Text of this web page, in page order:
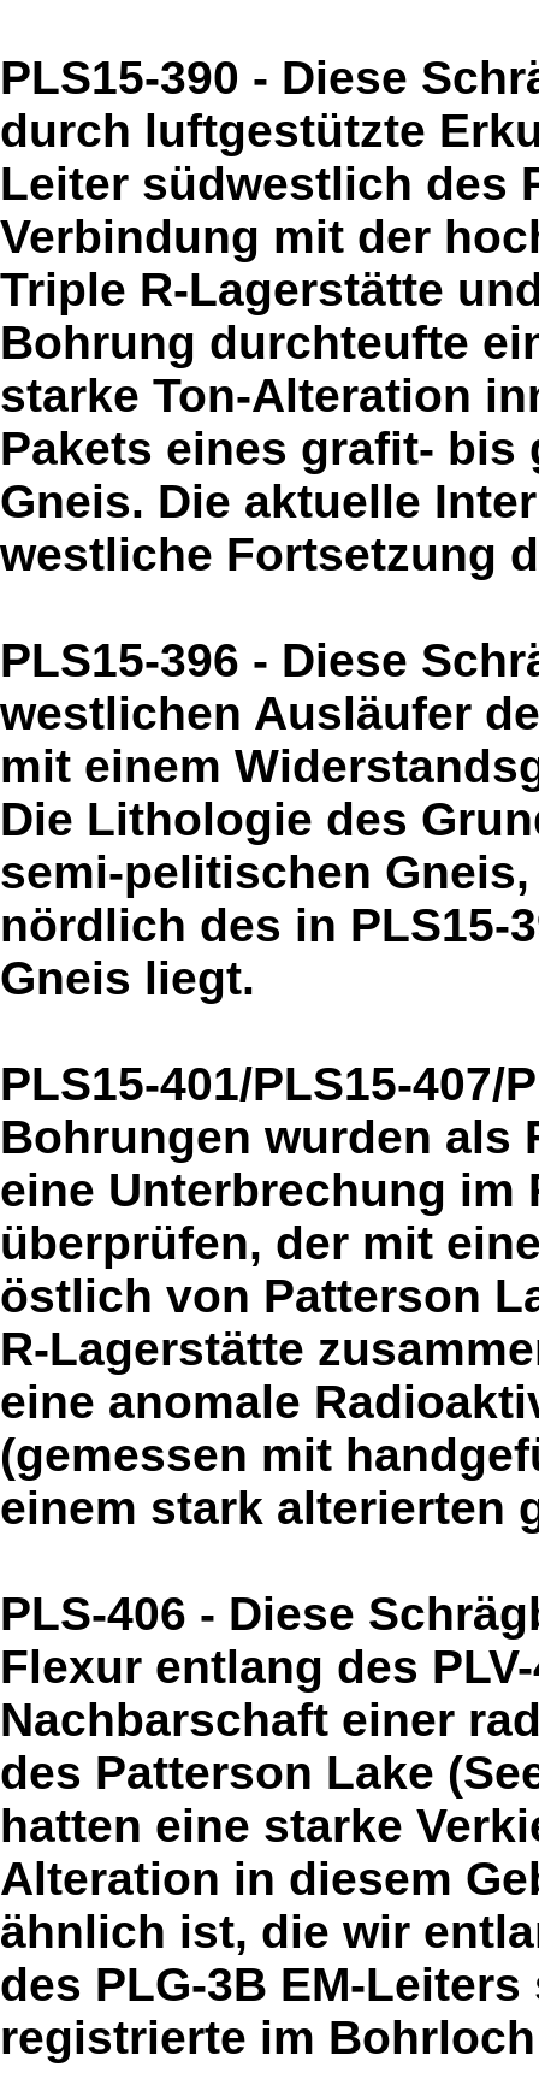
PLS15-390 - Diese
durch luftgestützte
Leiter südwestlich des
Verbindung mit der
Triple R-Lagerstätte
Bohrung durchteufte
starke Ton-Alteration
Pakets eines grafit-
Gneis. Die aktuelle
westliche Fortsetzung
PLS15-396 - Diese
westlichen Ausläufer
mit einem
Die Lithologie des
semi-pelitischen
nördlich des in PLS15-
Gneis liegt.
PLS15-401/PLS15-407/
Bohrungen wurden als
eine Unterbrechung im
überprüfen, der mit
östlich von Patterson
R-Lagerstätte
eine anomale
(gemessen mit
einem stark alterierten
PLS-406 - Diese
Flexur entlang des
Nachbarschaft einer
des Patterson Lake
hatten eine starke
Alteration in diesem
ähnlich ist, die wir
des PLG-3B EM-
registrierte im